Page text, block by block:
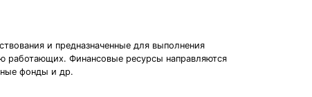
и предназначенные для выполнения
работающих. Финансовые ресурсы направляются
фонды и др.